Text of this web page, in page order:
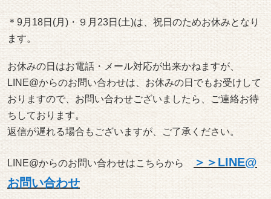
＊9月18日(月)・９月23日(土)は、祝日のためお休みとなり
ます。
お休みの日はお電話・メール対応が出来かねますが、
LINE@からのお問い合わせは、お休みの日でもお受けして
おりますので、お問い合わせございましたら、ご連絡お待
ちしております。
返信が遅れる場合もございますが、ご了承ください。
LINE@からのお問い合わせはこちらから
＞＞LINE@
お問い合わせ